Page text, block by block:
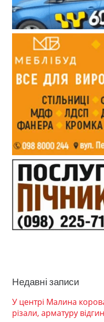
Недавні записи
У центрі Малина
різали, арматуру